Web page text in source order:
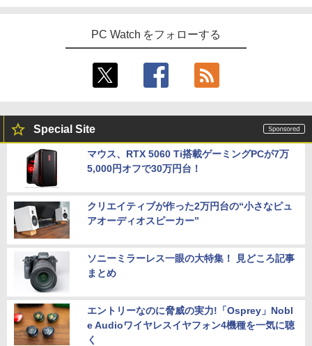
PC Watch をフォローする
Special Site
マウス、RTX 5060 Ti搭載ゲーミングPCが7万
5,000円オフで30万円台！
クリエイティブが作った2万円台の“小さなピュ
アオーディオスピーカー”
ソニーミラーレス一眼の大特集！ 見どころ記事
まとめ
エントリーなのに脅威の実力!「Osprey」Nobl
e Audioワイヤレスイヤフォン4機種を一気に聴
く